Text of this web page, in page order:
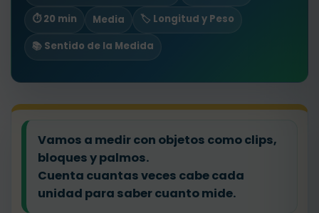
⏱ 20 min
Media
🏷️ Longitud y Peso
📚 Sentido de la Medida
Vamos a medir con objetos como clips,
bloques y palmos.
Cuenta cuantas veces cabe cada
unidad para saber cuanto mide.